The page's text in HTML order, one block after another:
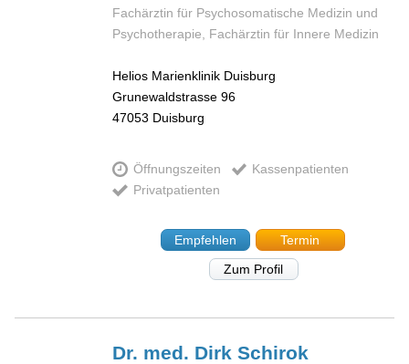
Fachärztin für Psychosomatische Medizin und
Psychotherapie, Fachärztin für Innere Medizin
Helios Marienklinik Duisburg
Grunewaldstrasse 96
47053 Duisburg
Öffnungszeiten
Kassenpatienten
Privatpatienten
Empfehlen
Termin
Zum Profil
Dr. med. DirkSchirok